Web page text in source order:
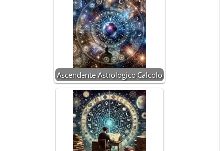
Ascendente Astrologico Calcolo